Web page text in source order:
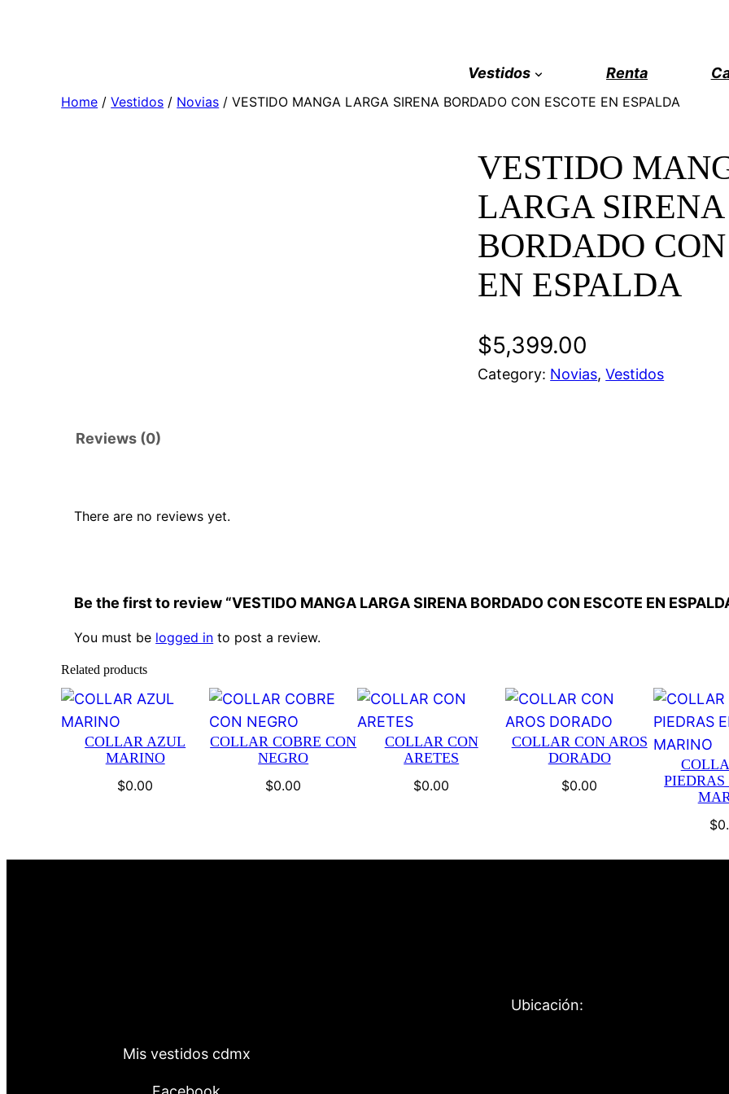
Vestidos Renta
Home /Vestidos / Novias / VESTIDO MANGA LARGA SIRENA BORDADO CON ESCOTE EN ESPALDA
VESTIDO
LARGA SIRENA
BORDADO
EN ESPALDA
$5,399.00
Category: Novias, Vestidos
Reviews (0)
There are no reviews yet.
Be the first to review “VESTIDO MANGA LARGA SIRENA BORDADO CON ESCOTE EN
You must be logged in to post a review.
Related products
COLLAR AZUL
MARINO
$0.00
COLLAR COBRE CON
NEGRO
$0.00
COLLAR CON
ARETES
$0.00
COLLAR CON AROS
DORADO
$0.00
$
Mis vestidos cdmx
Ubicación: